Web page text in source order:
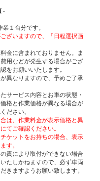
-
１台分です。
ざいますので、「日程選択画
金に含まれておりません。ま
用などが発生する場合がござ
をお願いいたします。
異なりますので、予めご了承
サービス内容とお車の状態・
格と作業価格が異なる場合が
ださい。
は、作業料金が表示価格と異
てご確認ください。
ケットをお持ちの場合、表示
す。
責により取付ができない場合
たしかねますので、必ず車両
きますようお願い致します。